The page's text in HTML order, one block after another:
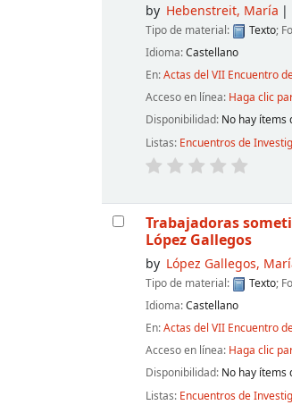
by Hebenstreit, María
Tipo de material: Texto;
Idioma:Castellano
En:Actas del VII Encuentro
Acceso en línea: Haga clic
Disponibilidad: No hay ítems
Listas: Encuentros de
Trabajadoras
López Gallegos
by López Gallegos,
Tipo de material: Texto;
Idioma:Castellano
En:Actas del VII Encuentro
Acceso en línea: Haga clic
Disponibilidad: No hay ítems
Listas: Encuentros de